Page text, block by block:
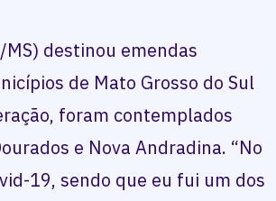
destinou emendas
de Mato Grosso do Sul
foram contemplados
e Nova Andradina. “No
19, sendo que eu fui um dos